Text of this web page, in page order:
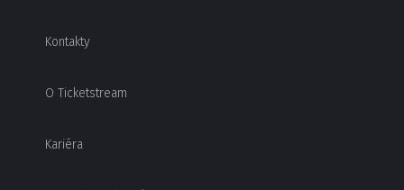
Kontakty
O Ticketstream
Kariéra